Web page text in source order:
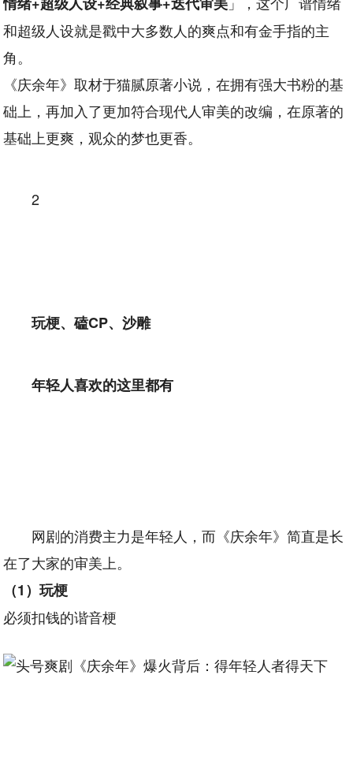
和超级人设就是戳中大多数人的爽点和有金手指的主
角。
《庆余年》取材于猫腻原著小说，在拥有强大书粉的基
础上，再加入了更加符合现代人审美的改编，在原著的
基础上更爽，观众的梦也更香。
2
玩梗、磕CP、沙雕
年轻人喜欢的这里都有
网剧的消费主力是年轻人，而《庆余年》简直是长
在了大家的审美上。
（1）玩梗
必须扣钱的谐音梗